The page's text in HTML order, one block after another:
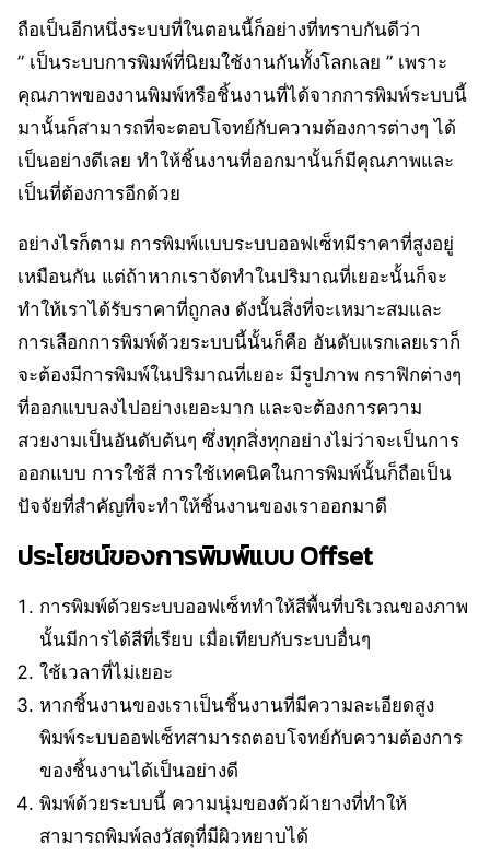
ถือเป็นอีกหนึ่งระบบที่ในตอนนี้ก็อย่างที่ทราบกันดีว่า
” เป็นระบบการพิมพ์ที่นิยมใช้งานกันทั้งโลกเลย ” เพราะ
คุณภาพของงานพิมพ์หรือชิ้นงานที่ได้จากการพิมพ์ระบบนี้
มานั้นก็สามารถที่จะตอบโจทย์กับความต้องการต่างๆ ได้
เป็นอย่างดีเลย ทำให้ชิ้นงานที่ออกมานั้นก็มีคุณภาพและ
เป็นที่ต้องการอีกด้วย
อย่างไรก็ตาม การพิมพ์แบบระบบออฟเซ็ทมีราคาที่สูงอยู่
เหมือนกัน แต่ถ้าหากเราจัดทำในปริมาณที่เยอะนั้นก็จะ
ทำให้เราได้รับราคาที่ถูกลง ดังนั้นสิ่งที่จะเหมาะสมและ
การเลือกการพิมพ์ด้วยระบบนี้นั้นก็คือ อันดับแรกเลยเราก็
จะต้องมีการพิมพ์ในปริมาณที่เยอะ มีรูปภาพ กราฟิกต่างๆ
ที่ออกแบบลงไปอย่างเยอะมาก และจะต้องการความ
สวยงามเป็นอันดับต้นๆ ซึ่งทุกสิ่งทุกอย่างไม่ว่าจะเป็นการ
ออกแบบ การใช้สี การใช้เทคนิคในการพิมพ์นั้นก็ถือเป็น
ปัจจัยที่สำคัญที่จะทำให้ชิ้นงานของเราออกมาดี
ประโยชน์ของการพิมพ์แบบ Offset
การพิมพ์ด้วยระบบออฟเซ็ททำให้สีพื้นที่บริเวณของภาพ
นั้นมีการได้สีที่เรียบ เมื่อเทียบกับระบบอื่นๆ
ใช้เวลาที่ไม่เยอะ
หากชิ้นงานของเราเป็นชิ้นงานที่มีความละเอียดสูง
พิมพ์ระบบออฟเซ็ทสามารถตอบโจทย์กับความต้องการ
ของชิ้นงานได้เป็นอย่างดี
พิมพ์ด้วยระบบนี้ ความนุ่มของตัวผ้ายางที่ทำให้
สามารถพิมพ์ลงวัสดุที่มีผิวหยาบได้